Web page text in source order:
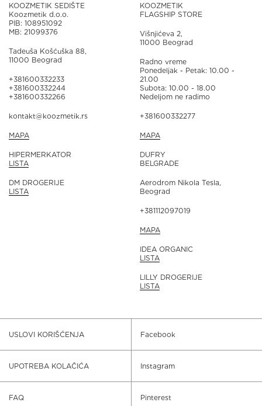
KOOZMETIK SEDIŠTE
Koozmetik d.o.o.
PIB: 108951092
MB: 21099376
Tadeuša Košćuška 88,
11000 Beograd
+381600332233
+381600332244
+381600332266
kontakt@koozmetik.rs
MAPA
HIPERMERKATOR
LISTA
DM DROGERIJE
LISTA
KOOZMETIK
FLAGSHIP STORE
Višnjićeva 2,
11000 Beograd
Radno vreme
Ponedeljak - Petak: 10.00 -
21.00
Subota: 10.00 - 18.00
Nedeljom ne radimo
+381600332277
MAPA
DUFRY
BELGRADE
Aerodrom Nikola Tesla,
Beograd
+381112097019
MAPA
IDEA ORGANIC
LISTA
LILLY DROGERIJE
LISTA
USLOVI KORIŠĆENJA
UPOTREBA KOLAČIĆA
FAQ
Facebook
Instagram
Pinterest